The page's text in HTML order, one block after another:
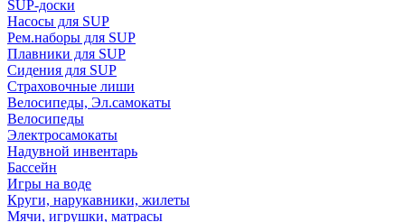
SUP-доски
Насосы для SUP
Рем.наборы для SUP
Плавники для SUP
Сидения для SUP
Страховочные лиши
Велосипеды, Эл.самокаты
Велосипеды
Электросамокаты
Надувной инвентарь
Бассейн
Игры на воде
Круги, нарукавники, жилеты
Мячи, игрушки, матрасы